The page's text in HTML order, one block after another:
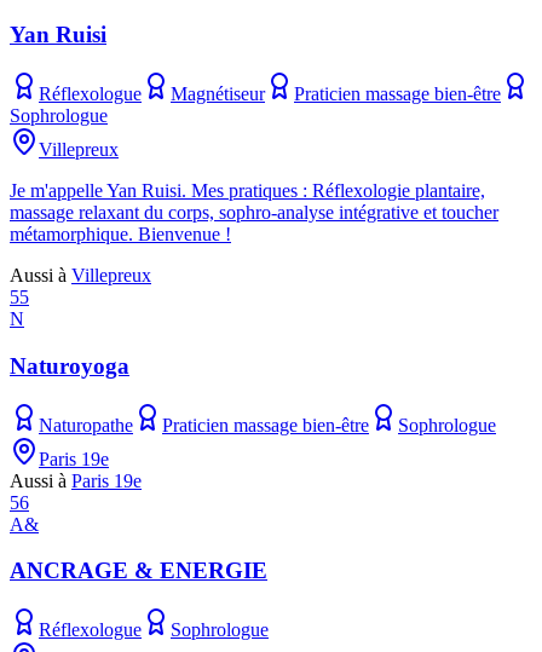
Yan Ruisi
Réflexologue Magnétiseur
Praticien massage bien-être
Sophrologue
Villepreux
Je m'appelle Yan Ruisi. Mes pratiques : Réflexologie plantaire,
massage relaxant du corps, sophro-analyse intégrative et toucher
métamorphique. Bienvenue !
Aussi à Villepreux
55
N
Naturoyoga
Naturopathe Praticien massage bien-être
Sophrologue
Paris 19e
Aussi à Paris 19e
56
A&
ANCRAGE & ENERGIE
Réflexologue
Sophrologue